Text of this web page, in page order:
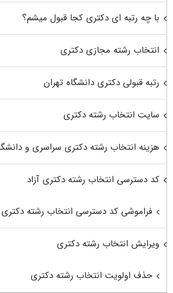
با چه رتبه ای دکتری کجا قبول میشم؟
انتخاب رشته مجازی دکتری
رتبه قبولی دکتری دانشگاه تهران
سایت انتخاب رشته دکتری
هزینه انتخاب رشته دکتری سراسری و
کد دسترسی انتخاب رشته دکتری آزاد
فراموشی کد دسترسی انتخاب رشته دکتری
ویرایش انتخاب رشته دکتری
حذف اولویت انتخاب رشته دکتری